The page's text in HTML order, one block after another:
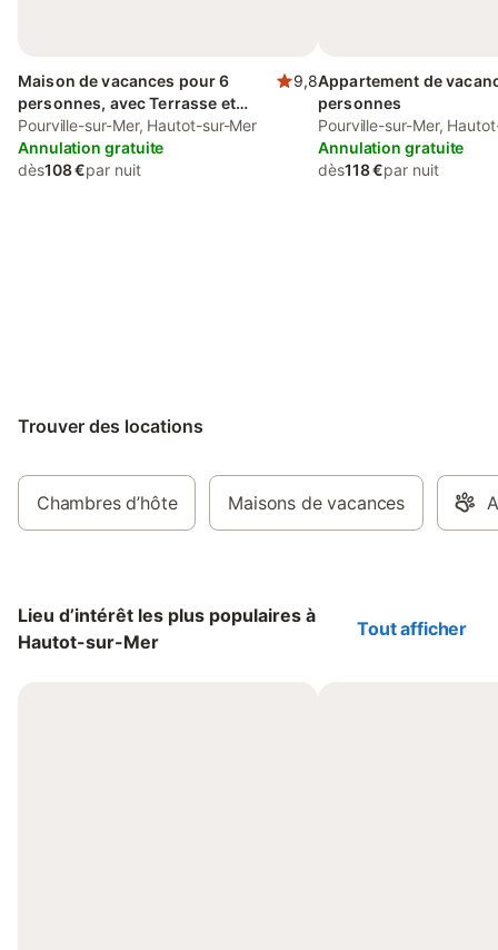
Maison de vacances pour 6
personnes, avec Terrasse et
Jardin
9,8
Pourville-sur-Mer, Hautot-sur-Mer
Annulation gratuite
dès108 €par nuit
Appartement de
personnes
Pourville-sur-Mer,
Annulation gratuite
dès118 €par nuit
Trouver des locations
Chambres d’hôte Maisons de vacances
Lieu d’intérêt les plus populaires à
Hautot-sur-Mer
Tout afficher